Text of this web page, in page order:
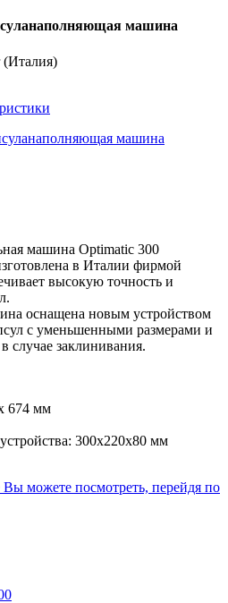
машина
(Италия)
машина Optimatic 300
в Италии фирмой
высокую точность и
оснащена новым устройством
с уменьшенными размерами и
случае заклинивания.
674 мм
300x220x80 мм
можете посмотреть, перейдя по